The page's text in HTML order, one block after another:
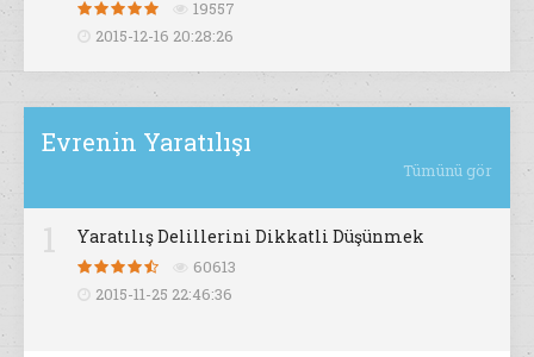
19557
2015-12-16 20:28:26
Evrenin Yaratılışı
Tümünü gör
Yaratılış Delillerini Dikkatli Düşünmek
60613
2015-11-25 22:46:36